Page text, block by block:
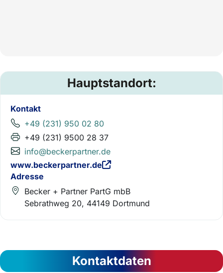
Hauptstandort:
Kontakt
+49 (231) 950 02 80
+49 (231) 9500 28 37
info@beckerpartner.de
www.beckerpartner.de
Adresse
Becker + Partner PartG mbB
Sebrathweg 20, 44149 Dortmund
Kontaktdaten